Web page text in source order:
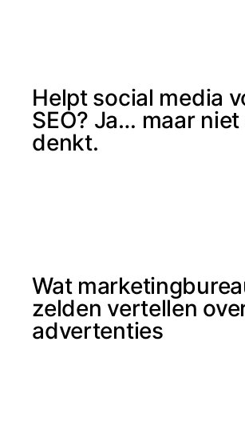
Helpt social media
SEO? Ja… maar
denkt.
Wat
zelden vertellen
advertenties